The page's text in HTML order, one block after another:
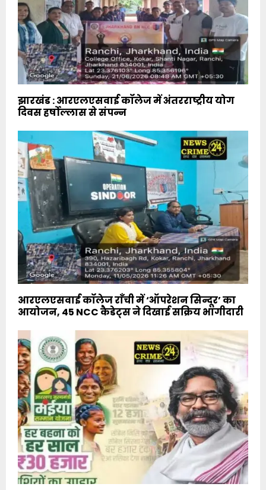
झारखंड : आरएलएसवाई कॉलेज में अंतरराष्ट्रीय योग
दिवस हर्षोल्लास से संपन्न
आरएलएसवाई कॉलेज राँची में ‘ऑपरेशन सिन्दूर’ का
आयोजन, 45 NCC कैडेट्स ने दिखाई सक्रिय भागीदारी